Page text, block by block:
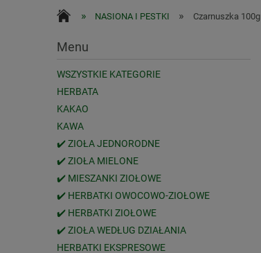
» NASIONA I PESTKI » Czarnuszka 100g
Menu
WSZYSTKIE KATEGORIE
HERBATA
KAKAO
KAWA
✔️ ZIOŁA JEDNORODNE
✔️ ZIOŁA MIELONE
✔️ MIESZANKI ZIOŁOWE
✔️ HERBATKI OWOCOWO-ZIOŁOWE
✔️ HERBATKI ZIOŁOWE
✔️ ZIOŁA WEDŁUG DZIAŁANIA
HERBATKI EKSPRESOWE